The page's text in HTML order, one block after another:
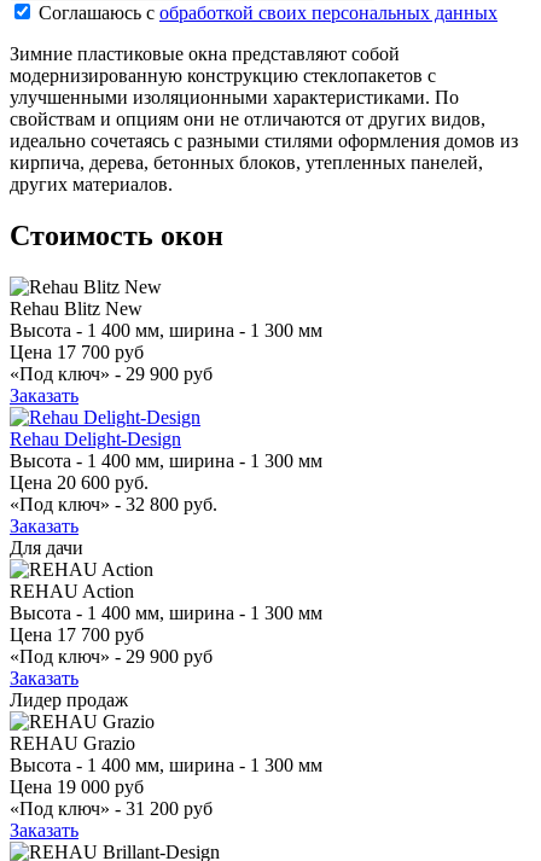
Соглашаюсь с обработкой своих персональных данных
Зимние пластиковые окна представляют собой
модернизированную конструкцию стеклопакетов с
улучшенными изоляционными характеристиками. По
свойствам и опциям они не отличаются от других видов,
идеально сочетаясь с разными стилями оформления домов из
кирпича, дерева, бетонных блоков, утепленных панелей,
других материалов.
Стоимость окон
Rehau Blitz New
Высота - 1 400 мм, ширина - 1 300 мм
Цена 17 700 руб
«Под ключ» - 29 900 руб
Заказать
Rehau Delight-Design
Высота - 1 400 мм, ширина - 1 300 мм
Цена 20 600 руб.
«Под ключ» - 32 800 руб.
Заказать
Для дачи
REHAU Action
Высота - 1 400 мм, ширина - 1 300 мм
Цена 17 700 руб
«Под ключ» - 29 900 руб
Заказать
Лидер продаж
REHAU Grazio
Высота - 1 400 мм, ширина - 1 300 мм
Цена 19 000 руб
«Под ключ» - 31 200 руб
Заказать